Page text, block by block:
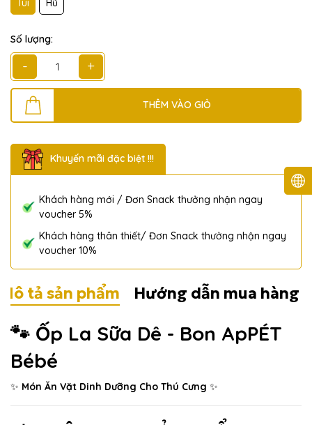
Túi
Hũ
Số lượng:
- +
THÊM VÀO GIỎ
Khuyến mãi đặc biệt !!!
Khách hàng mới / Đơn Snack thưởng nhận ngay
voucher 5%
Khách hàng thân thiết/ Đơn Snack thưởng nhận ngay
voucher 10%
tả sản phẩm Hướng dẫn mua hàng
🐾 Ốp La Sữa Dê - Bon ApPÉT
Bébé
✨ Món Ăn Vặt Dinh Dưỡng Cho Thú Cưng ✨